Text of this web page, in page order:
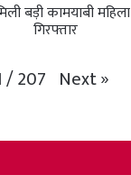
बड़ी कामयाबी
गिरफ्तार
/207 Next»